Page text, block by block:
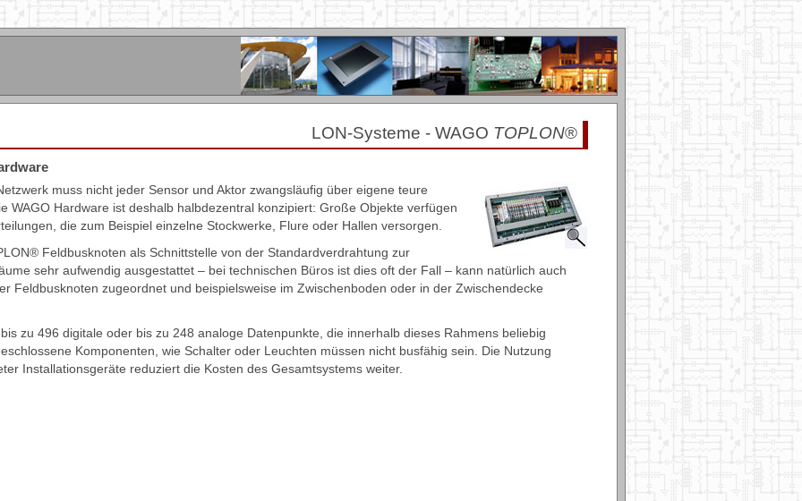
LON-Systeme - WAGO TOPLON®
muss nicht jeder Sensor und Aktor zwangsläufig über eigene teure
WAGO Hardware ist deshalb halbdezentral konzipiert: Große Objekte verfügen
die zum Beispiel einzelne Stockwerke, Flure oder Hallen versorgen.
Feldbusknoten als Schnittstelle von der Standardverdrahtung zur
sehr aufwendig ausgestattet – bei technischen Büros ist dies oft der Fall – kann natürlich auch
Feldbusknoten zugeordnet und beispielsweise im Zwischenboden oder in der Zwischendecke
zu 496 digitale oder bis zu 248 analoge Datenpunkte, die innerhalb dieses Rahmens beliebig
Komponenten, wie Schalter oder Leuchten müssen nicht busfähig sein. Die Nutzung
Installationsgeräte reduziert die Kosten des Gesamtsystems weiter.